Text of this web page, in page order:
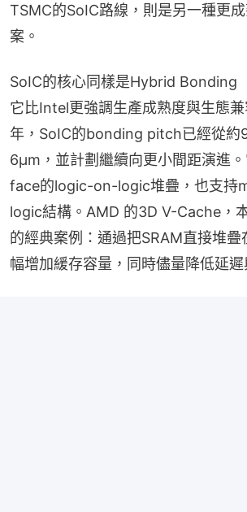
TSMC的SoIC路線，則是另一種更
案。
SoIC的核心同樣是Hybrid Bonding
它比Intel更強調生產成熟度與生態
年，SoIC的bonding pitch已經從約
6μm，並計劃繼續向更小間距演進
face的logic-on-logic堆疊，也支持
logic結構。AMD 的3D V-Cache，
的經典案例：通過把SRAM直接堆疊
幅增加緩存容量，同時儘量降低延遲